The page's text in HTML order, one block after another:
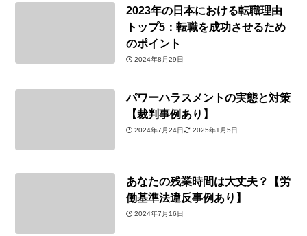
2023年の日本における転職理由
トップ5：転職を成功させるため
のポイント
2024年8月29日
パワーハラスメントの実態と対策
【裁判事例あり】
2024年7月24日 2025年1月5日
あなたの残業時間は大丈夫？【労
働基準法違反事例あり】
2024年7月16日